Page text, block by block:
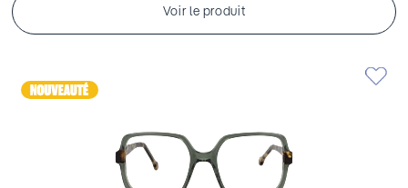
Voir le produit